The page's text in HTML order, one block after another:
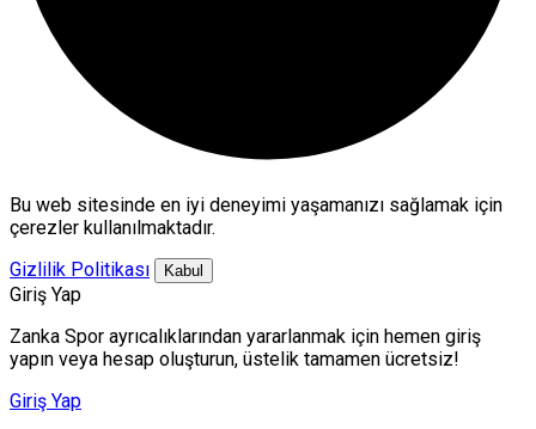
Bu web sitesinde en iyi deneyimi yaşamanızı sağlamak için
çerezler kullanılmaktadır.
Gizlilik Politikası
Kabul
Giriş Yap
Zanka Spor ayrıcalıklarından yararlanmak için hemen giriş
yapın veya hesap oluşturun, üstelik tamamen ücretsiz!
Giriş Yap